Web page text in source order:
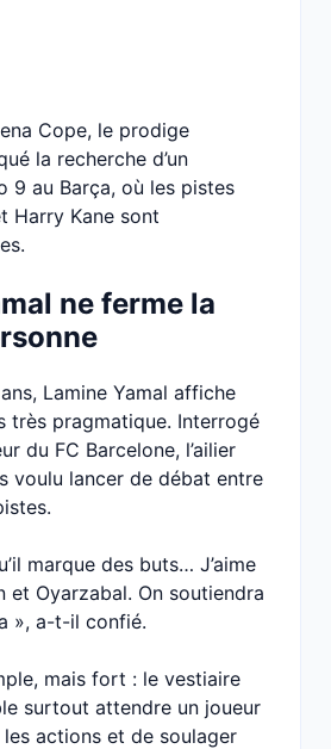
Cope, le prodige
la recherche d’un
9 au Barça, où les pistes
Harry Kane sont
ne ferme la
Lamine Yamal affiche
très pragmatique. Interrogé
du FC Barcelone, l’ailier
voulu lancer de débat entre
marque des buts… J’aime
et Oyarzabal. On soutiendra
», a-t-il confié.
mais fort : le vestiaire
surtout attendre un joueur
actions et de soulager